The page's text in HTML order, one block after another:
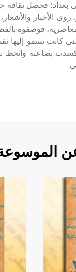
بغداد؛ فحصل
الأخبار
فوصفوه
كانت تسمو إليها
بضاعته
الموسوعة